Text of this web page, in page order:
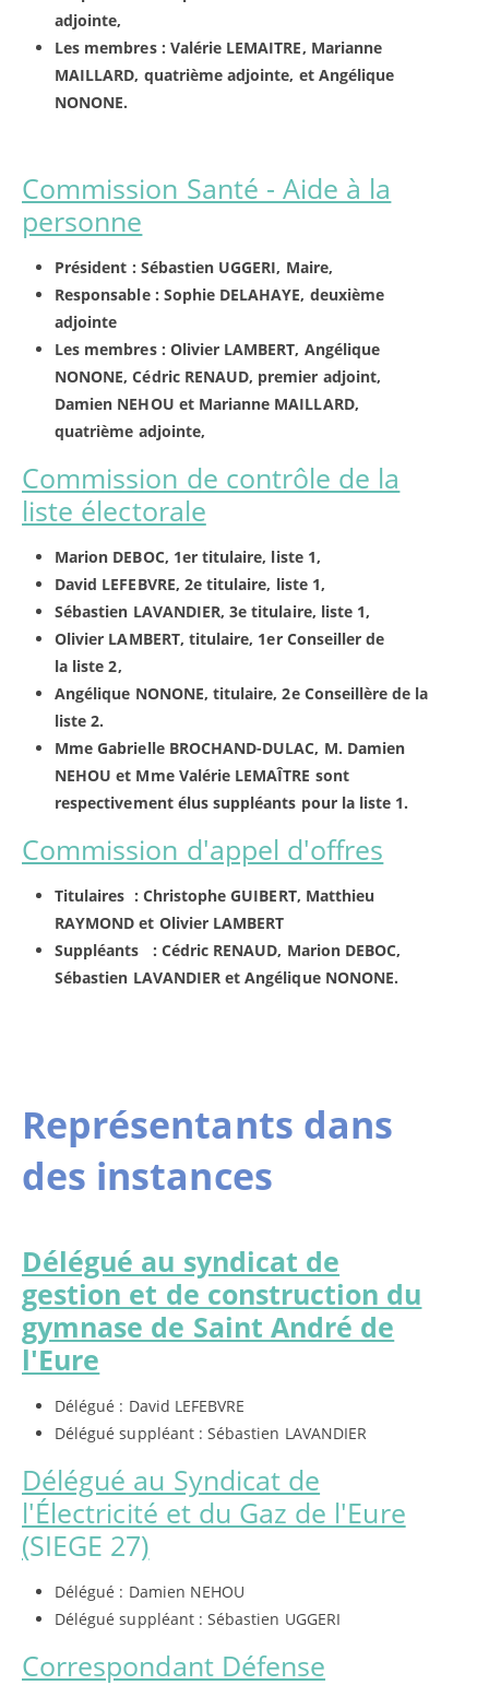
adjointe,
Les membres : Valérie LEMAITRE, Marianne
MAILLARD, quatrième adjointe, et Angélique
NONONE.
Commission Santé - Aide à la
personne
Président : Sébastien UGGERI, Maire,
Responsable : Sophie DELAHAYE, deuxième
adjointe
Les membres : Olivier LAMBERT, Angélique
NONONE, Cédric RENAUD, premier adjoint,
Damien NEHOU et Marianne MAILLARD,
quatrième adjointe,
Commission de contrôle de la
liste électorale
Marion DEBOC, 1er titulaire, liste 1,
David LEFEBVRE, 2e titulaire, liste 1,
Sébastien LAVANDIER, 3e titulaire, liste 1,
Olivier LAMBERT, titulaire, 1er Conseiller de
la liste 2,
Angélique NONONE, titulaire, 2e Conseillère de la
liste 2.
Mme Gabrielle BROCHAND-DULAC, M. Damien
NEHOU et Mme Valérie LEMAÎTRE sont
respectivement élus suppléants pour la liste 1.
Commission d'appel d'offres
Titulaires : Christophe GUIBERT, Matthieu
RAYMOND et Olivier LAMBERT
Suppléants : Cédric RENAUD, Marion DEBOC,
Sébastien LAVANDIER et Angélique NONONE.
Représentants dans
des instances
Délégué au syndicat de
gestion et de construction du
gymnase de Saint André de
l'Eure
Délégué : David LEFEBVRE
Délégué suppléant : Sébastien LAVANDIER
Délégué au Syndicat de
l'Électricité et du Gaz de l'Eure
(SIEGE 27)
Délégué : Damien NEHOU
Délégué suppléant : Sébastien UGGERI
Correspondant Défense